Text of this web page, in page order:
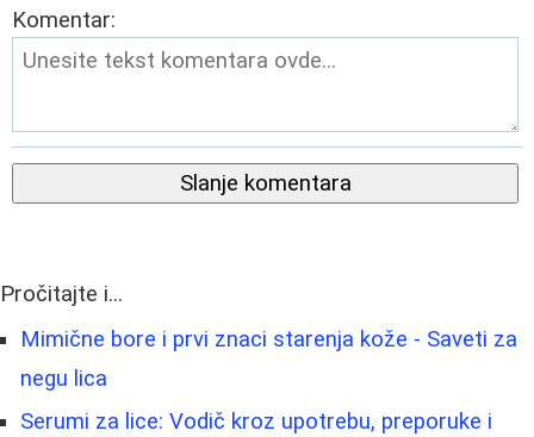
Komentar:
Slanje komentara
Pročitajte i...
Mimične bore i prvi znaci starenja kože - Saveti za
negu lica
Serumi za lice: Vodič kroz upotrebu, preporuke i